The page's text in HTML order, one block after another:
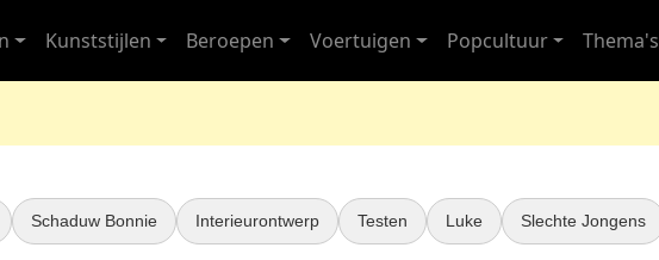
Kunststijlen Beroepen Voertuigen Popcultuur Thema's
Schaduw Bonnie Interieurontwerp Testen Luke Slechte Jongens